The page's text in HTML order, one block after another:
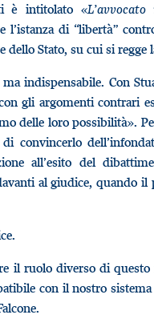
è intitolato «L’avvocato
l’istanza di “libertà”
Stato, su cui si regge
ma indispensabile. Con
gli argomenti contrari
delle loro possibilità».
convincerlo
all’esito del
al giudice, quando
il ruolo diverso di
con il nostro